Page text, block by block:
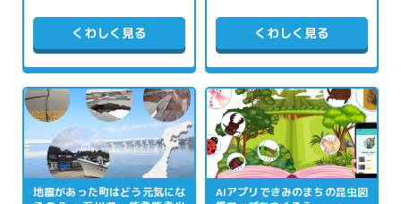
くわしく見る くわしく見る
地震があった町はどう元気にな
AIアプリできみのまちの昆虫図